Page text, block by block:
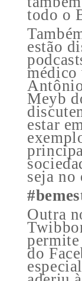
todo o
estão
médico
Meyb
estar
seja no
Outra
do